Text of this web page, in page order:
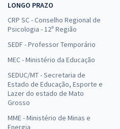
LONGO PRAZO
CRP SC - Conselho Regional de
Psicologia - 12ª Região
SEDF - Professor Temporário
MEC - Ministério da Educação
SEDUC/MT - Secretaria de
Estado de Educação, Esporte e
Lazer do estado de Mato
Grosso
MME - Ministério de Minas e
Energia